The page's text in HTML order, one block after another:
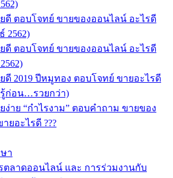
ดี ตอบโจทย์ ขายของออนไลน์ อะไรดี
2562)
ดี ตอบโจทย์ ขายของออนไลน์ อะไรดี
ดี 2019 ปีหมูทอง ตอบโจทย์ ขายอะไรดี
ก่อน…รวยกว่า)
ง่าย “กำไรงาม” ตอบคำถาม ขายของ
ยอะไรดี ???
า
ตลาดออนไลน์ และ การร่วมงานกับ